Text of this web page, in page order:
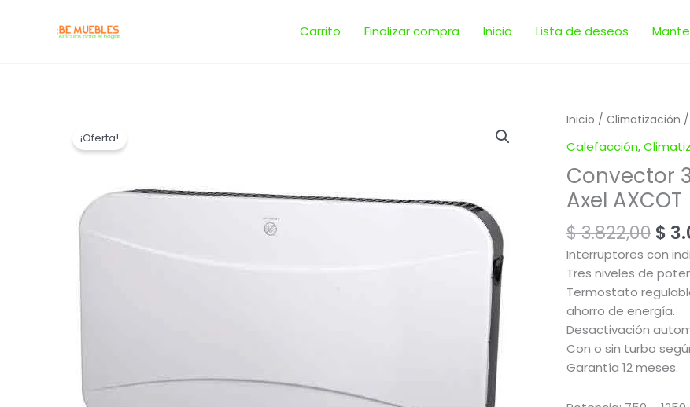
Carrito Finalizar compra Inicio Lista de deseos
¡Oferta!
Inicio / Climatización
Calefacción,
Convector
Axel AXCOT
$3.822,00
El
era:
$
$
Interruptores con
Tres niveles de
Termostato
ahorro de energía.
Desactivación
Con o sin turbo
Garantía 12 meses.
Convector
de
potencia
|
Axel
AXCOT
cantidad